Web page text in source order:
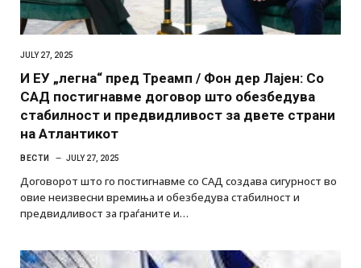
JULY 27, 2025
И ЕУ „легна“ пред Треамп / Фон дер Лајен: Со
САД постигнавме договор што обезбедува
стабилност и предвидливост за двете страни
на Атлантикот
ВЕСТИ JULY 27, 2025
Договорот што го постигнавме со САД создава сигурност во
овие неизвесни времиња и обезбедува стабилност и
предвидливост за граѓаните и…